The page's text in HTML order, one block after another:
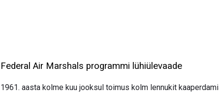
Federal Air Marshals programmi lühiülevaade
1961. aasta kolme kuu jooksul toimus kolm lennukit